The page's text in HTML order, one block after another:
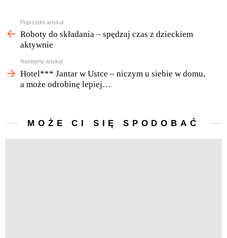
Zobacz
więcej
Poprzedni artykuł
Roboty do składania – spędzaj czas z dzieckiem
aktywnie
Następny artykuł
Hotel*** Jantar w Ustce – niczym u siebie w domu,
a może odrobinę lepiej…
MOŻE CI SIĘ SPODOBAĆ